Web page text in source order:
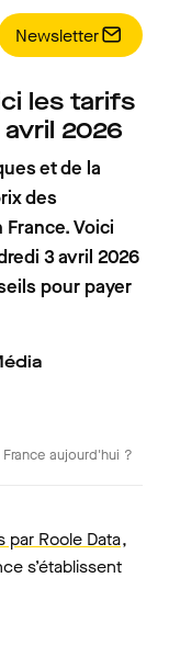
Newsletter
les tarifs
2026
et de la
des
Voici
3 avril 2026
pour payer
aujourd'hui ?
par Roole Data,
s’établissent